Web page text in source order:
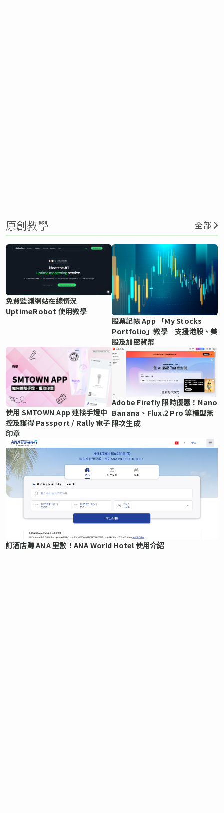
原創教學 全部
免費監測網站在線情況
UptimeRobot 使用教學
股票記帳 App 「My Stocks
Portfolio」教學 支援港股、美
股及加密貨幣
使用 SMTOWN App 連接手燈中
控及獲得 Passport / Rally 電子
印章
Adobe Firefly 限時優惠！Nano
Banana、Flux.2 Pro 等模型無
限次生成
訂酒店賺 ANA 里數！ANA World Hotel 使用介紹